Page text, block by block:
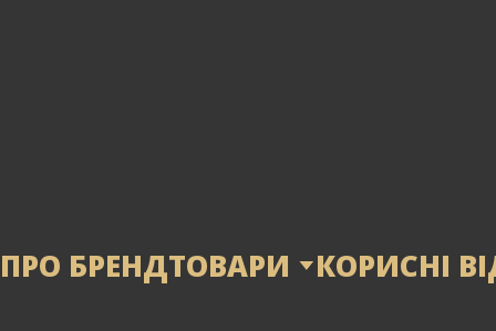
ПРО БРЕНДТОВАРИ КОРИСНІ